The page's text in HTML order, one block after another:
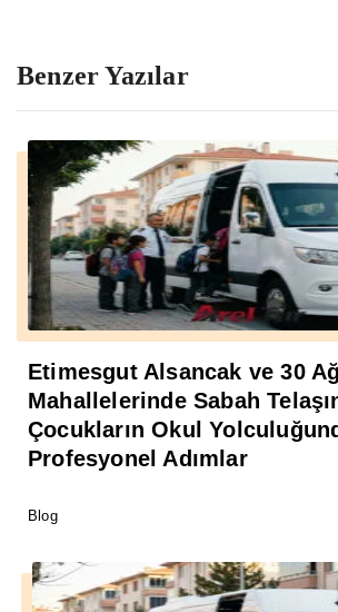
Benzer Yazılar
Etimesgut Alsancak ve 30
Mahallelerinde Sabah
Çocukların Okul
Profesyonel Adımlar
Blog